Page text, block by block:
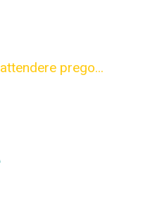
attendere prego...